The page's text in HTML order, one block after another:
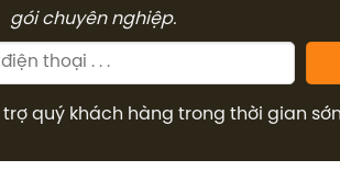
gói chuyên nghiệp.
quý khách hàng trong thời gian